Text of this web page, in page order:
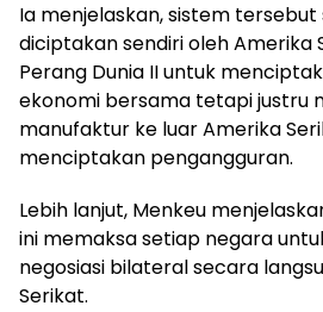
Ia menjelaskan, sistem
diciptakan sendiri oleh Amerika
Perang Dunia II untuk
ekonomi bersama tetapi justru
manufaktur ke luar Amerika
menciptakan pengangguran.
Lebih lanjut, Menkeu
ini memaksa setiap negara
negosiasi bilateral secara
Serikat.